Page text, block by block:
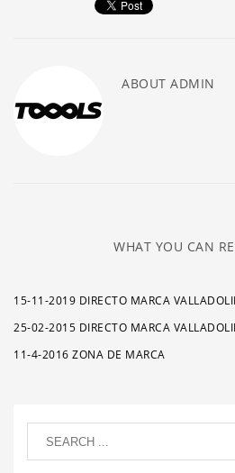
ABOUT ADMIN
WHAT YOU CAN
15-11-2019 DIRECTO MARCA
25-02-2015 DIRECTO MARCA
11-4-2016 ZONA DE MARCA